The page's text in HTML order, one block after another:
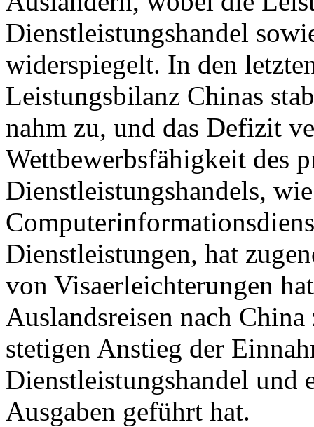
Dienstleistungshandel
widerspiegelt. In den
Leistungsbilanz Chinas
nahm zu, und das Defizit
Wettbewerbsfähigkeit des
Dienstleistungshandels,
Dienstleistungen, hat
von Visaerleichterungen
Auslandsreisen nach
stetigen Anstieg der
Dienstleistungshandel und
Ausgaben geführt hat.